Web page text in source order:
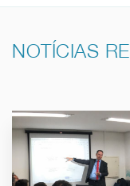
NOTÍCIAS